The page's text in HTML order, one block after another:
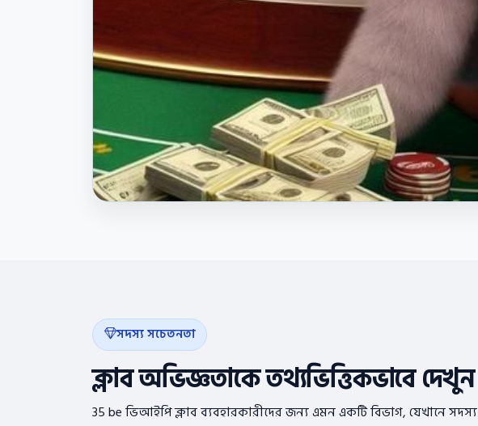
সদস্য সচেতনতা
ক্লাব অভিজ্ঞতাকে তথ্যভিত্তিকভাবে দেখুন
35 be ভিআইপি ক্লাব ব্যবহারকারীদের জন্য এমন একটি বিভাগ, যেখানে সদস্য